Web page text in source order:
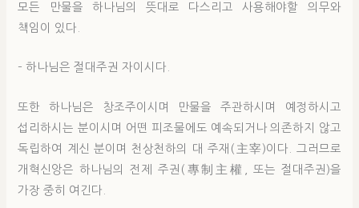
모든 만물을 하나님의 뜻대로 다스리고 사용해야할 의무와
책임이 있다.
– 하나님은 절대주권 자이시다.
또한 하나님은 창조주이시며 만물을 주관하시며 예정하시고
섭리하시는 분이시며 어떤 피조물에도 예속되거나 의존하지 않고
독립하여 계신 분이며 천상천하의 대 주재(主宰)이다. 그러므로
개혁신앙은 하나님의 전제 주권(專制主權, 또는 절대주권)을
가장 중히 여긴다.